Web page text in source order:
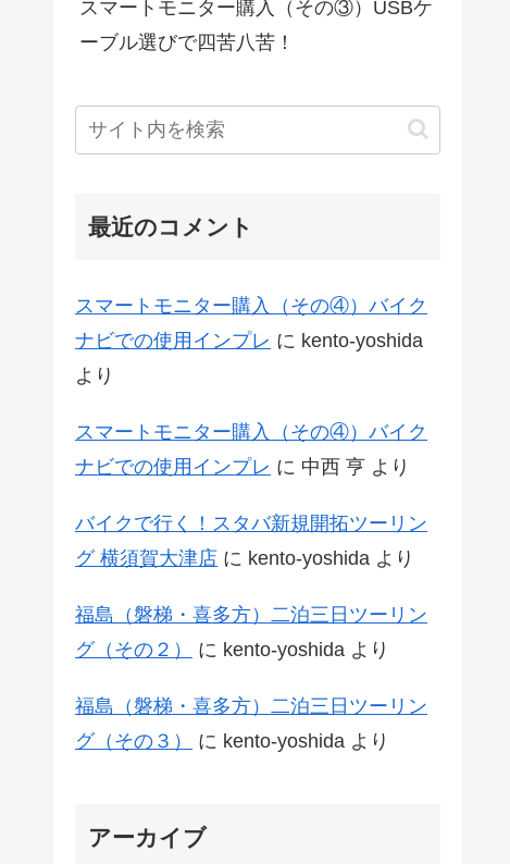
スマートモニター購入（その③）USBケ
ーブル選びで四苦八苦！
最近のコメント
スマートモニター購入（その④）バイク
ナビでの使用インプレ に kento-yoshida
より
スマートモニター購入（その④）バイク
ナビでの使用インプレ に 中西 亨 より
バイクで行く！スタバ新規開拓ツーリン
グ 横須賀大津店 に kento-yoshida より
福島（磐梯・喜多方）二泊三日ツーリン
グ（その２）
に kento-yoshida より
福島（磐梯・喜多方）二泊三日ツーリン
グ（その３）
に kento-yoshida より
アーカイブ